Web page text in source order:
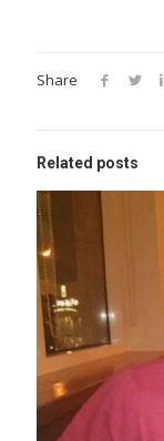
Share
Related posts